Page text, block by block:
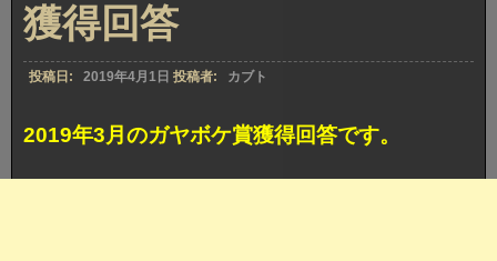
獲得回答
投稿日: 2019年4月1日 投稿者: カブト
2019年3月のガヤボケ賞獲得回答です。